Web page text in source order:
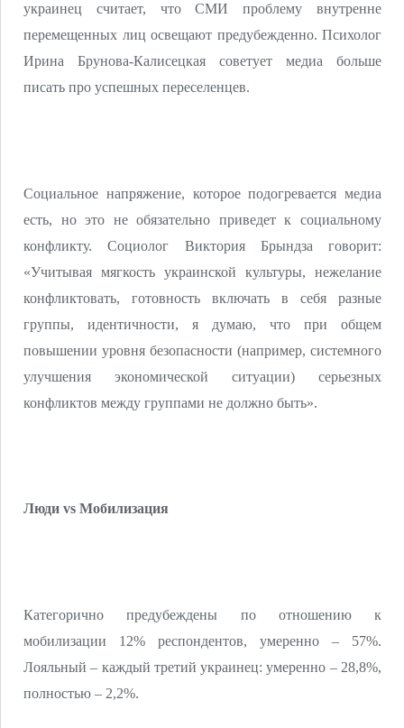
украинец считает, что СМИ проблему внутренне
перемещенных лиц освещают предубежденно. Психолог
Ирина Брунова-Калисецкая советует медиа больше
писать про успешных переселенцев.
Социальное напряжение, которое подогревается медиа
есть, но это не обязательно приведет к социальному
конфликту. Социолог Виктория Брындза говорит:
«Учитывая мягкость украинской культуры, нежелание
конфликтовать, готовность включать в себя разные
группы, идентичности, я думаю, что при общем
повышении уровня безопасности (например, системного
улучшения экономической ситуации) серьезных
конфликтов между группами не должно быть».
Люди vs Мобилизация
Категорично предубеждены по отношению к
мобилизации 12% респондентов, умеренно – 57%.
Лояльный – каждый третий украинец: умеренно – 28,8%,
полностью – 2,2%.